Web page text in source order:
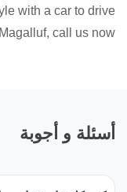
with a car to drive
call us now!
أسئلة و أجوبة